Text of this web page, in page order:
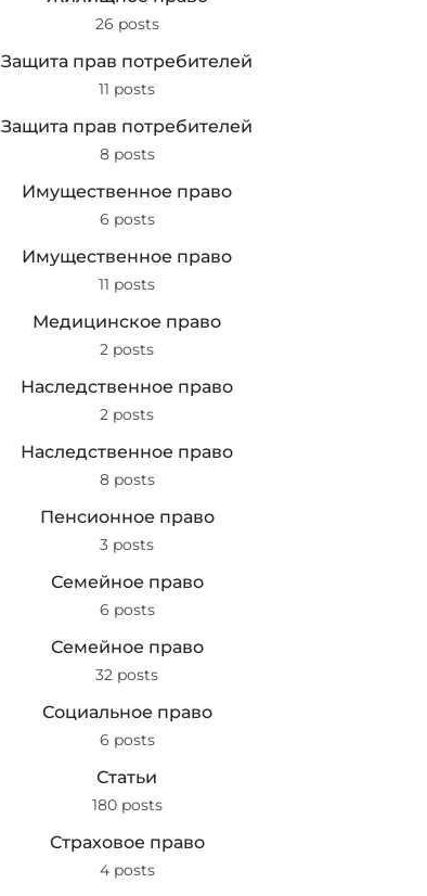
26 posts
Защита прав потребителей
11 posts
Защита прав потребителей
8 posts
Имущественное право
6 posts
Имущественное право
11 posts
Медицинское право
2 posts
Наследственное право
2 posts
Наследственное право
8 posts
Пенсионное право
3 posts
Семейное право
6 posts
Семейное право
32 posts
Социальное право
6 posts
Статьи
180 posts
Страховое право
4 posts